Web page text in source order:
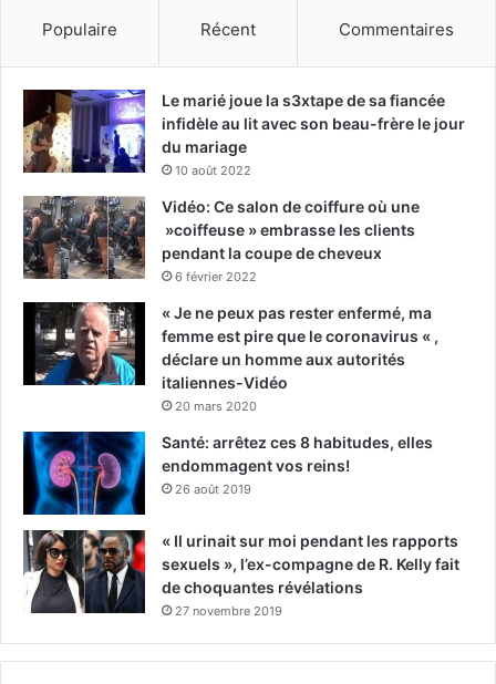
Populaire Récent Commentaires
Le marié joue la s3xtape de sa fiancée
infidèle au lit avec son beau-frère le jour
du mariage
10 août 2022
Vidéo: Ce salon de coiffure où une
»coiffeuse » embrasse les clients
pendant la coupe de cheveux
6 février 2022
« Je ne peux pas rester enfermé, ma
femme est pire que le coronavirus « ,
déclare un homme aux autorités
italiennes-Vidéo
20 mars 2020
Santé: arrêtez ces 8 habitudes, elles
endommagent vos reins!
26 août 2019
« Il urinait sur moi pendant les rapports
sexuels », l’ex-compagne de R. Kelly fait
de choquantes révélations
27 novembre 2019